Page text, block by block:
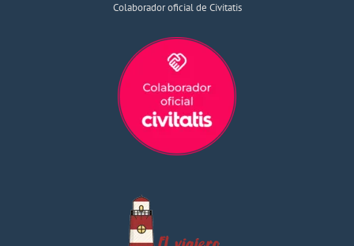
Colaborador oficial de Civitatis